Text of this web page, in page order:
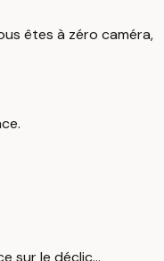
êtes à zéro caméra,
sur le déclic...